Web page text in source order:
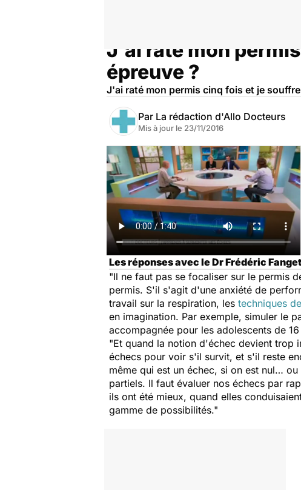
J'ai raté mon
épreuve ?
J'ai raté mon permis cinq fois et je
Par La rédaction d'Allo Docteurs
Mis à jour le 23/11/2016
Les réponses avec le Dr Frédéric
"Il ne faut pas se focaliser sur le permis
permis. S'il s'agit d'une anxiété de
travail sur la respiration, les techniques
en imagination. Par exemple, simuler le
accompagnée pour les adolescents de 16
"Et quand la notion d'échec devient trop
échecs pour voir s'il survit, et s'il reste
même qui est un échec, si on est nul…
partiels. Il faut évaluer nos échecs par
ils ont été mieux, quand elles
gamme de possibilités."